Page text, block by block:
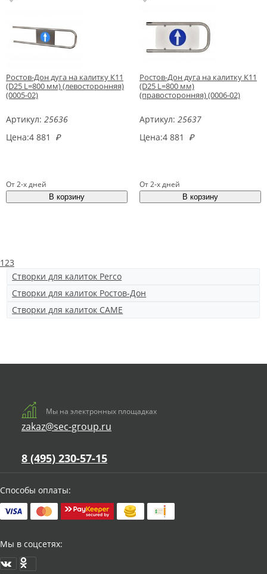
Ростов-Дон дуга на калитку К11
(D25 L=800 мм) (левосторонняя)
(0005-02)
Артикул: 25636
Цена:4 881 ₽
От 2-х дней
Ростов-Дон дуга на калитку К11
(D25 L=800 мм)
(правосторонняя) (0006-02)
Артикул: 25637
Цена:4 881 ₽
От 2-х дней
123
Створки для калиток Perco
Створки для калиток Ростов-Дон
Створки для калиток CAME
Мы на электронных площадках
zakaz@sec-group.ru
8 (495) 230-57-15
Способы оплаты:
Мы в соцсетях: